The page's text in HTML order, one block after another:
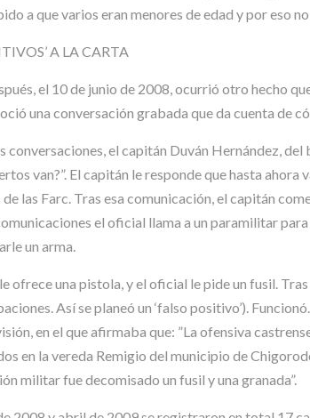
a que varios eran menores de edad y por eso
A LA CARTA
el 10 de junio de 2008, ocurrió otro hecho
una conversación grabada que da cuenta de
conversaciones, el capitán Duván Hernández,
van?”. El capitán le responde que hasta
las Farc. Tras esa comunicación, el capitán
el oficial llama a un paramilitar
un arma.
ofrece una pistola, y el oficial le pide un fusil.
Así se planeó un ‘falso positivo’).
en el que afirmaba que: ”La ofensiva
en la vereda Remigio del municipio de
militar fue decomisado un fusil y una granada”.